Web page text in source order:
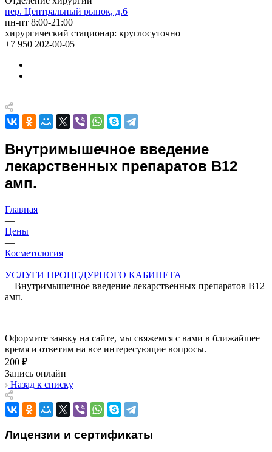
пер. Центральный рынок, д.6
пн-пт 8:00-21:00
хирургический стационар: круглосуточно
+7 950 202-00-05
Внутримышечное введение
лекарственных препаратов В12
амп.
Главная
—
Цены
—
Косметология
—
УСЛУГИ ПРОЦЕДУРНОГО КАБИНЕТА
—Внутримышечное введение лекарственных препаратов В12
амп.
Оформите заявку на сайте, мы свяжемся с вами в ближайшее
время и ответим на все интересующие вопросы.
200 ₽
Запись онлайн
Назад к списку
Лицензии и сертификаты